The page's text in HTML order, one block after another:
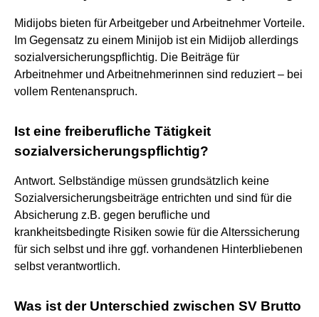
Midijobs bieten für Arbeitgeber und Arbeitnehmer Vorteile.
Im Gegensatz zu einem Minijob ist ein Midijob allerdings
sozialversicherungspflichtig. Die Beiträge für
Arbeitnehmer und Arbeitnehmerinnen sind reduziert – bei
vollem Rentenanspruch.
Ist eine freiberufliche Tätigkeit
sozialversicherungspflichtig?
Antwort. Selbständige müssen grundsätzlich keine
Sozialversicherungsbeiträge entrichten und sind für die
Absicherung z.B. gegen berufliche und
krankheitsbedingte Risiken sowie für die Alterssicherung
für sich selbst und ihre ggf. vorhandenen Hinterbliebenen
selbst verantwortlich.
Was ist der Unterschied zwischen SV Brutto